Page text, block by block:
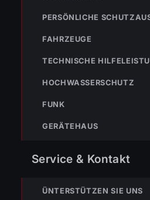
PERSÖNLICHE
FAHRZEUGE
TECHNISCHE
HOCHWASSERSCHUTZ
FUNK
GERÄTEHAUS
Service & Kontakt
ÜNTERSTÜTZEN SIE UNS
T: +43 664 3959768 | M: